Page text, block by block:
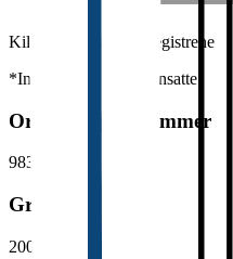
Kilde: Brønnøysundregistrene
*Inkluderer kun fast ansatte
Organisasjonsnummer
983 929 575
Grunnlagt
2001